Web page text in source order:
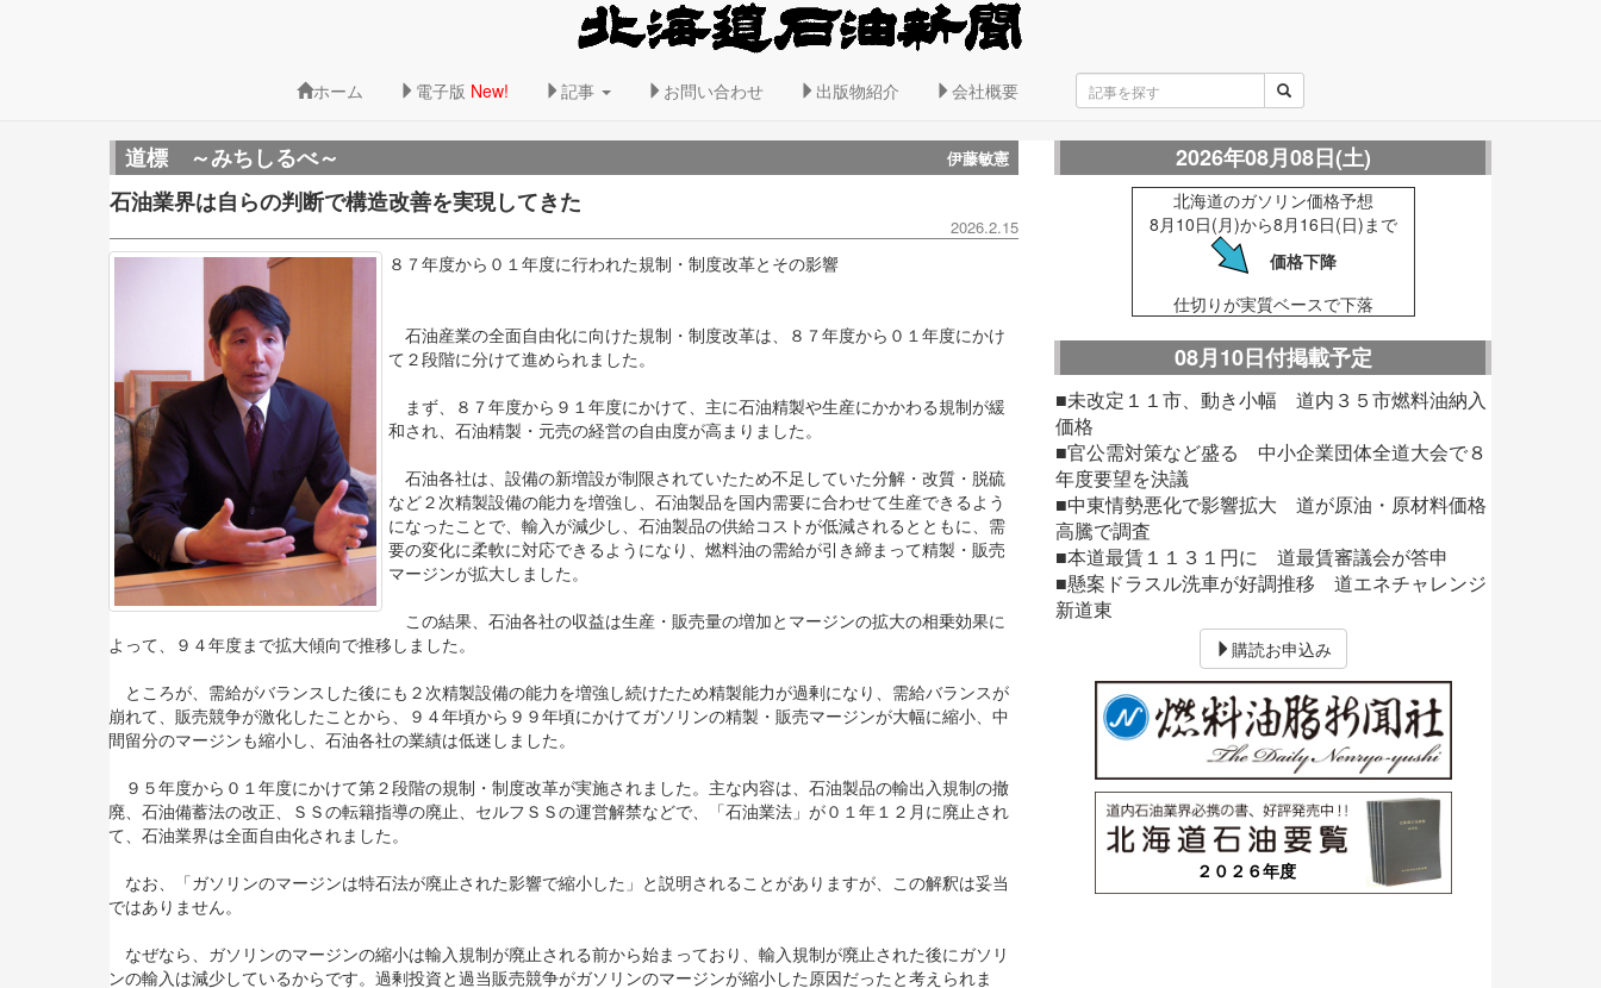
ホーム 電子版 New! 記事 お問い合わせ 出版物紹介 会社概要
道標 ～みちしるべ～ 伊藤敏憲
石油業界は自らの判断で構造改善を実現してきた
2026.2.15
８７年度から０１年度に行われた規制・制度改革とその影響
石油産業の全面自由化に向けた規制・制度改革は、８７年度から０１年度にかけ
て２段階に分けて進められました。
まず、８７年度から９１年度にかけて、主に石油精製や生産にかかわる規制が緩
和され、石油精製・元売の経営の自由度が高まりました。
石油各社は、設備の新増設が制限されていたため不足していた分解・改質・脱硫
など２次精製設備の能力を増強し、石油製品を国内需要に合わせて生産できるよう
になったことで、輸入が減少し、石油製品の供給コストが低減されるとともに、需
要の変化に柔軟に対応できるようになり、燃料油の需給が引き締まって精製・販売
マージンが拡大しました。
この結果、石油各社の収益は生産・販売量の増加とマージンの拡大の相乗効果に
よって、９４年度まで拡大傾向で推移しました。
ところが、需給がバランスした後にも２次精製設備の能力を増強し続けたため精製能力が過剰になり、需給バランスが
崩れて、販売競争が激化したことから、９４年頃から９９年頃にかけてガソリンの精製・販売マージンが大幅に縮小、中
間留分のマージンも縮小し、石油各社の業績は低迷しました。
９５年度から０１年度にかけて第２段階の規制・制度改革が実施されました。主な内容は、石油製品の輸出入規制の撤
廃、石油備蓄法の改正、ＳＳの転籍指導の廃止、セルフＳＳの運営解禁などで、「石油業法」が０１年１２月に廃止され
て、石油業界は全面自由化されました。
なお、「ガソリンのマージンは特石法が廃止された影響で縮小した」と説明されることがありますが、この解釈は妥当
ではありません。
なぜなら、ガソリンのマージンの縮小は輸入規制が廃止される前から始まっており、輸入規制が廃止された後にガソリ
ンの輸入は減少しているからです。過剰投資と過当販売競争がガソリンのマージンが縮小した原因だったと考えられま
2026年08月08日(土)
北海道のガソリン価格予想
8月10日(月)から8月16日(日)まで
価格下降
仕切りが実質ベースで下落
08月10日付掲載予定
■未改定１１市、動き小幅 道内３５市燃料油納入
価格
■官公需対策など盛る 中小企業団体全道大会で８
年度要望を決議
■中東情勢悪化で影響拡大 道が原油・原材料価格
高騰で調査
■本道最賃１１３１円に 道最賃審議会が答申
■懸案ドラスル洗車が好調推移 道エネチャレンジ
新道東
購読お申込み
２０２６年度